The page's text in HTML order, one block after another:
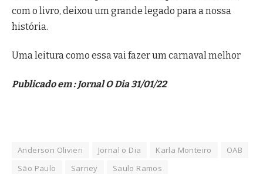
com o livro, deixou um grande legado para a nossa
história.
Uma leitura como essa vai fazer um carnaval melhor
Publicado em : Jornal O Dia 31/01/22
Anderson Olivieri Jornal o Dia Karla Monteiro
OAB
São Paulo
Sarney Saulo Ramos